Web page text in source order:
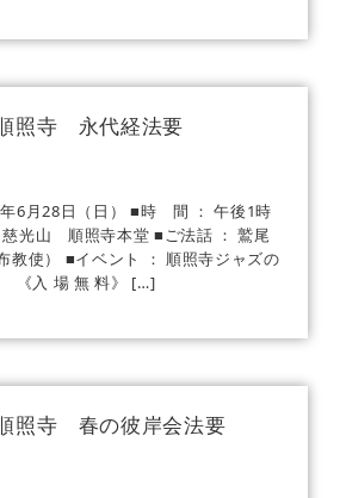
照寺 永代経法要
6月28日（日） ■時 間 ： 午後1時
光山 順照寺本堂 ■ご法話 ： 鷲尾
教使） ■イベント ： 順照寺ジャズの
無 料》 […]
照寺 春の彼岸会法要